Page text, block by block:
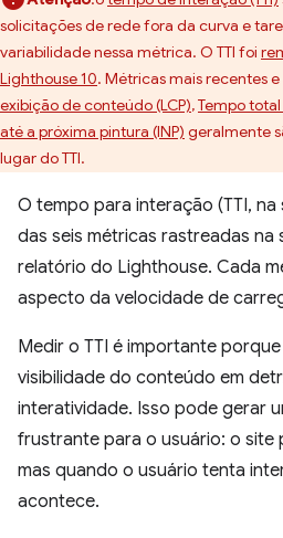
solicitações de rede fora da curva e
variabilidade nessa métrica. O TTI foi
Lighthouse 10. Métricas mais recentes
exibição de conteúdo (LCP),Tempo total
até a próxima pintura (INP) geralmente
lugar do TTI.
O tempo para interação (TTI, na
das seis métricas rastreadas na
relatório do Lighthouse. Cada
aspecto da velocidade de
Medir o TTI é importante
visibilidade do conteúdo em
interatividade. Isso pode gerar
frustrante para o usuário: o site
mas quando o usuário tenta
acontece.